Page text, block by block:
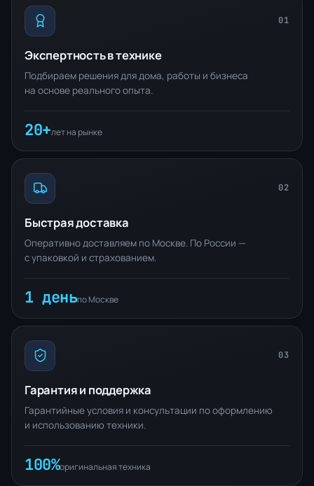
01
Экспертность в технике
Подбираем решения для дома, работы и бизнеса
на основе реального опыта.
20+лет на рынке
02
Быстрая доставка
Оперативно доставляем по Москве. По России —
с упаковкой и страхованием.
1 деньпо Москве
03
Гарантия и поддержка
Гарантийные условия и консультации по оформлению
и использованию техники.
100%оригинальная техника